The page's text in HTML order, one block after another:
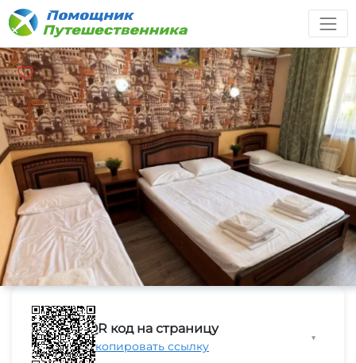
QR код на страницу
Скопировать ссылку
▼